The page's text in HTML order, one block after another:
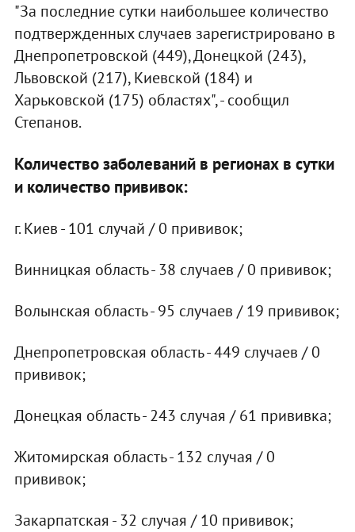
"За последние сутки наибольшее количество
подтвержденных случаев зарегистрировано в
Днепропетровской (449), Донецкой (243),
Львовской (217), Киевской (184) и
Харьковской (175) областях", - сообщил
Степанов.
Количество заболеваний в регионах в сутки
и количество прививок:
г. Киев - 101 случай / 0 прививок;
Винницкая область - 38 случаев / 0 прививок;
Волынская область - 95 случаев / 19 прививок;
Днепропетровская область - 449 случаев / 0
прививок;
Донецкая область - 243 случая / 61 прививка;
Житомирская область - 132 случая / 0
прививок;
Закарпатская - 32 случая / 10 прививок;